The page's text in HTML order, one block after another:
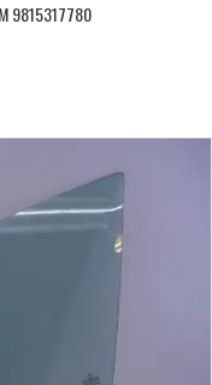
9815317780